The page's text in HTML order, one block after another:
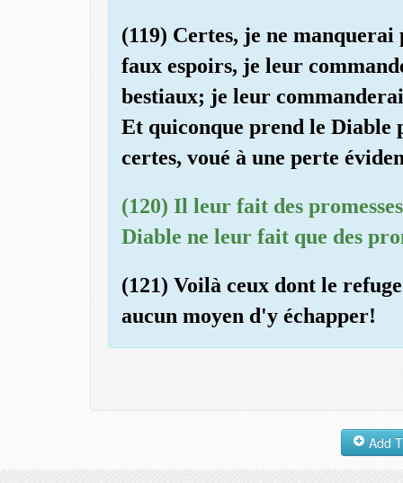
(119) Certes, je ne
faux espoirs, je leur
bestiaux; je leur
Et quiconque prend le
certes, voué à une perte
(120) Il leur fait des
Diable ne leur fait que des
(121) Voilà ceux dont le
aucun moyen d'y échapper!